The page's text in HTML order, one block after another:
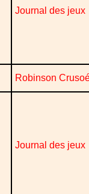
Journal des jeux
Robinson
Journal des jeux